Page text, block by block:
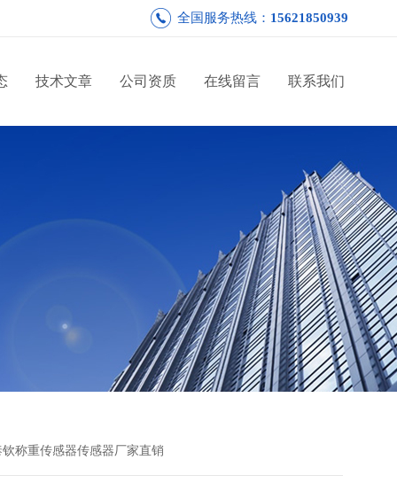
全国服务热线： 15621850939
技术文章 公司资质 在线留言 联系我们
称重传感器传感器厂家直销